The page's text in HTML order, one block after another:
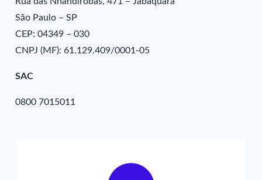
São Paulo – SP
CEP: 04349 – 030
CNPJ (MF): 61.129.409/0001-05
SAC
0800 7015011